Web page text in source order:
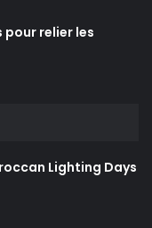
relier les
Lighting Days